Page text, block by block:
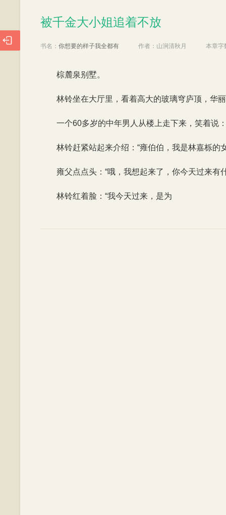
被千金大小姐追着不放
书名： 你想要的样子我全都有 作者： 山涧清秋月 本章字
棕麓泉别墅。
林铃坐在大厅里，看着高大的玻璃穹庐顶，华
一个60多岁的中年男人从楼上走下来，笑着说
林铃赶紧站起来介绍：“雍伯伯，我是林嘉栎的
雍父点点头：“哦，我想起来了，你今天过来有
林铃红着脸：“我今天过来，是为
